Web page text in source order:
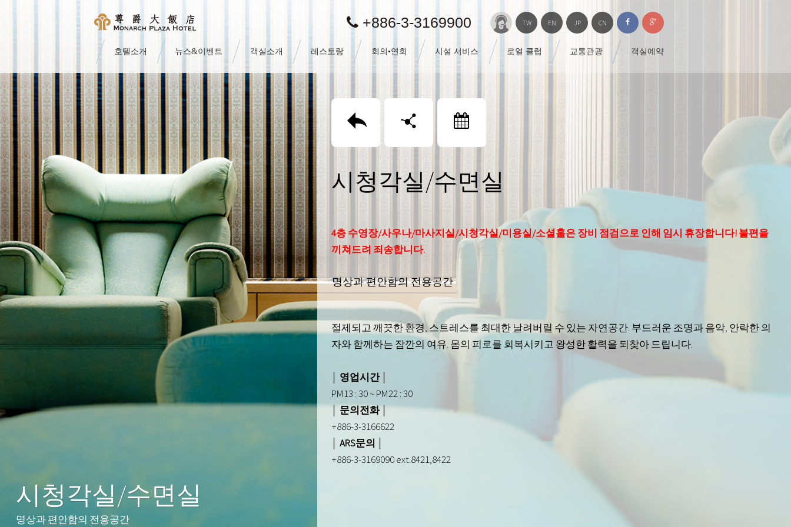
+886-3-3169900 TW EN JP CN
호텔소개 뉴스&이벤트 객실소개 레스토랑 회의•연회 시설 서비스 로열 클럽 교통관광 객실예약
시청각실/수면실
명상과 편안함의 전용공간
回上頁 分享 訂房
시청각실/수면실
4층 수영장/사우나/마사지실/시청각실/미용실/소셜홀은 장비 점검으로 인해 임시 휴장합니다! 불편을
끼쳐드려 죄송합니다.
명상과 편안함의 전용공간
절제되고 깨끗한 환경, 스트레스를 최대한 날려버릴 수 있는 자연공간. 부드러운 조명과 음악, 안락한 의
자와 함께하는 잠깐의 여유. 몸의 피로를 회복시키고 왕성한 활력을 되찾아 드립니다.
│ 영업시간 │
PM13 : 30 ~ PM22 : 30
│ 문의전화 │
+886-3-3166622
│ ARS문의 │
+886-3-3169090 ext.8421,8422